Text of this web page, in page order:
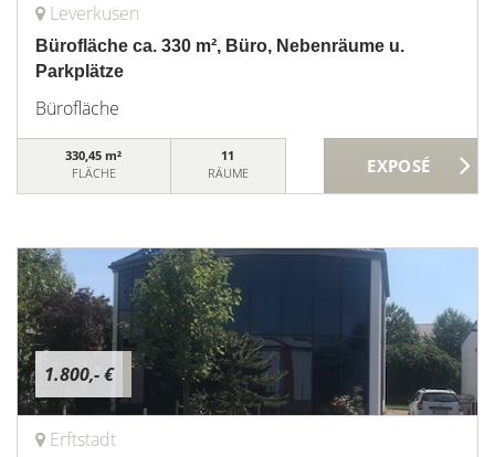
Leverkusen
Bürofläche ca. 330 m², Büro, Nebenräume u.
Parkplätze
Bürofläche
330,45 m²
FLÄCHE
11
RÄUME
1.800,- €
Erftstadt